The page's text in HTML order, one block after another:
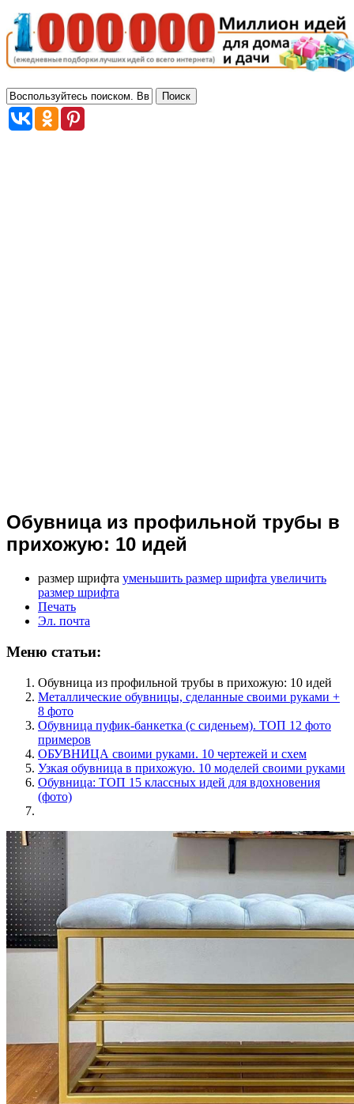
Обувница из профильной трубы в
прихожую: 10 идей
размер шрифта уменьшить размер шрифта увеличить
размер шрифта
Печать
Эл. почта
Меню статьи:
Обувница из профильной трубы в прихожую: 10 идей
Металлические обувницы, сделанные своими руками +
8 фото
Обувница пуфик-банкетка (с сиденьем). ТОП 12 фото
примеров
ОБУВНИЦА своими руками. 10 чертежей и схем
Узкая обувница в прихожую. 10 моделей своими руками
Обувница: ТОП 15 классных идей для вдохновения
(фото)